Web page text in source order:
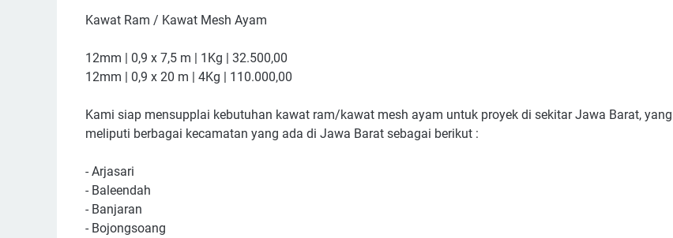
Kawat Ram / Kawat Mesh Ayam
12mm | 0,9 x 7,5 m | 1Kg | 32.500,00
12mm | 0,9 x 20 m | 4Kg | 110.000,00
Kami siap mensupplai kebutuhan kawat ram/kawat mesh ayam untuk proyek di sekitar Jawa Barat, yang
meliputi berbagai kecamatan yang ada di Jawa Barat sebagai berikut :
- Arjasari
- Baleendah
- Banjaran
- Bojongsoang